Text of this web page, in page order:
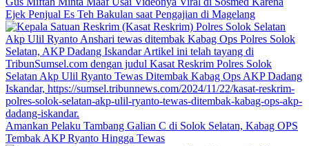
Ejek Penjual Es Teh Bakulan saat Pengajian di Magelang
Amankan Pelaku Tambang Galian C di Solok Selatan, Kabag OPS
Tembak AKP Ryanto Hingga Tewas